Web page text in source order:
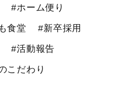
#ホーム便り
食堂 #新卒採用
#活動報告
こだわり